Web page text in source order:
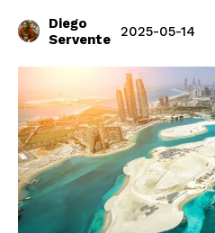
Diego
Servente
2025-05-14